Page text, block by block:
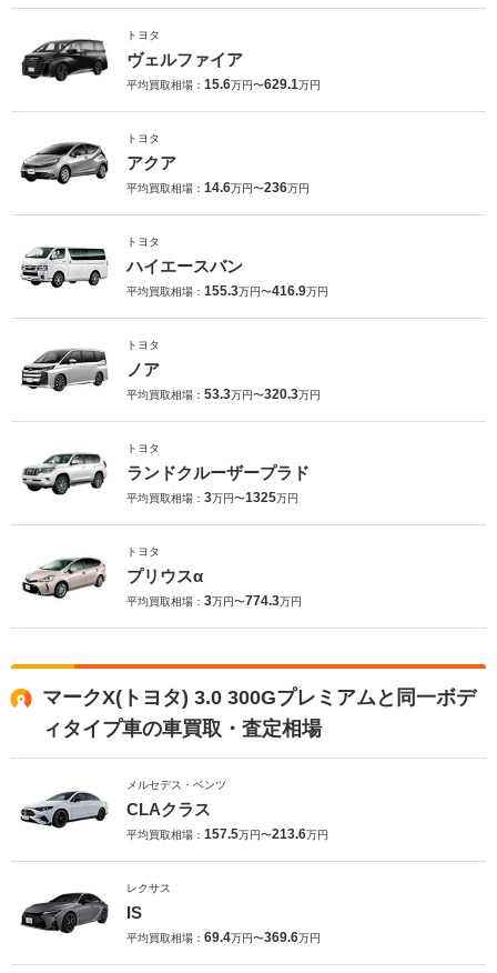
トヨタ
ヴェルファイア
平均買取相場： 15.6万円〜629.1万円
トヨタ
アクア
平均買取相場： 14.6万円〜236万円
トヨタ
ハイエースバン
平均買取相場： 155.3万円〜416.9万円
トヨタ
ノア
平均買取相場： 53.3万円〜320.3万円
トヨタ
ランドクルーザープラド
平均買取相場： 3万円〜1325万円
トヨタ
プリウスα
平均買取相場： 3万円〜774.3万円
マークX(トヨタ) 3.0 300Gプレミアムと同一ボデ
ィタイプ車の車買取・査定相場
メルセデス・ベンツ
CLAクラス
平均買取相場： 157.5万円〜213.6万円
レクサス
IS
平均買取相場： 69.4万円〜369.6万円